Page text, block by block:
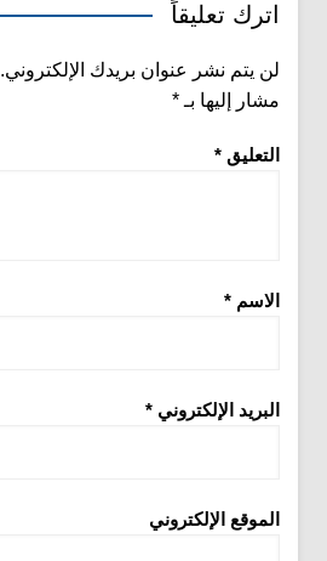
اترك تعليقاً
لن يتم نشر عنوان بريدك الإلكتروني.
مشار إليها بـ *
التعليق *
الاسم *
البريد الإلكتروني *
الموقع الإلكتروني